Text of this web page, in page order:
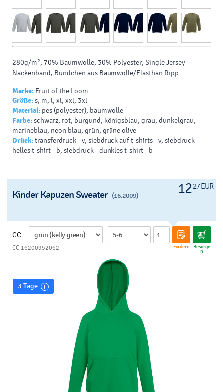
280g/m², 70% Baumwolle, 30% Polyester, Single Jersey
Nackenband, Bündchen aus Baumwolle/Elasthan Ripp
Marke: Fruit of the Loom
Größe:s, m, l, xl, xxl, 3xl
Material: pes (polyester), baumwolle
Farbe:schwarz, rot, burgund, königsblau, grau, dunkelgrau,
marineblau, neon blau, grün, grüne olive
Drück:transferdruck - v, siebdruck auf t-shirts - v, siebdruck -
helles t-shirt - b, siebdruck - dunkles t-shirt - b
1227 EUR
Kinder Kapuzen Sweater (16.2009)
CC
Fordern Besorge
n
CC 16200952062
3 Tage